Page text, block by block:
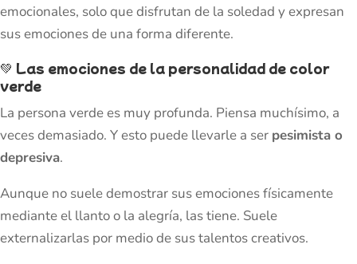
emocionales, solo que disfrutan de la soledad y expresan
sus emociones de una forma diferente.
💚 Las emociones de la personalidad de color
verde
La persona verde es muy profunda. Piensa muchísimo, a
veces demasiado. Y esto puede llevarle a ser pesimista o
depresiva.
Aunque no suele demostrar sus emociones físicamente
mediante el llanto o la alegría, las tiene. Suele
externalizarlas por medio de sus talentos creativos.